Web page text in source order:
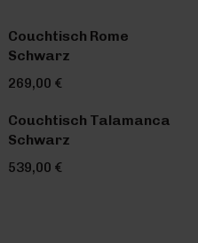
Couchtisch Rome
Schwarz
269,00 €
Couchtisch Talamanca
Schwarz
539,00 €